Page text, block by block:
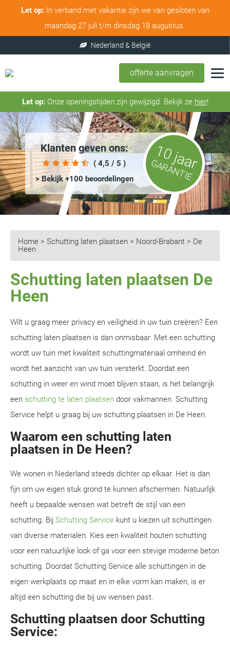
Let op:In verband met vakantie zijn we van gesloten van
maandag 27 juli t/m dinsdag 18 augustus.
offerte aanvragen
Let op:Onze openingstijden zijn gewijzigd. Bekijk ze hier!
Klanten geven ons:
( 4,5 / 5 )
> Bekijk +100 beoordelingen
10 jaar
GARANTIE
Home > Schutting laten plaatsen > Noord-Brabant > De
Heen
Schutting laten plaatsen De
Heen
Wilt u graag meer privacy en veiligheid in uw tuin creëren? Een
schutting laten plaatsen is dan onmisbaar. Met een schutting
wordt uw tuin met kwaliteit schuttingmateriaal omheind én
wordt het aanzicht van uw tuin versterkt. Doordat een
schutting in weer en wind moet blijven staan, is het belangrijk
een schutting te laten plaatsen door vakmannen. Schutting
Service helpt u graag bij uw schutting plaatsen in De Heen.
Waarom een schutting laten
plaatsen in De Heen?
We wonen in Nederland steeds dichter op elkaar. Het is dan
fijn om uw eigen stuk grond te kunnen afschermen. Natuurlijk
heeft u bepaalde wensen wat betreft de stijl van een
schutting. Bij Schutting Service kunt u kiezen uit schuttingen
van diverse materialen. Kies een kwaliteit houten schutting
voor een natuurlijke look of ga voor een stevige moderne beton
schutting. Doordat Schutting Service alle schuttingen in de
eigen werkplaats op maat en in elke vorm kan maken, is er
altijd een schutting die bij uw wensen past.
Schutting plaatsen door Schutting
Service: